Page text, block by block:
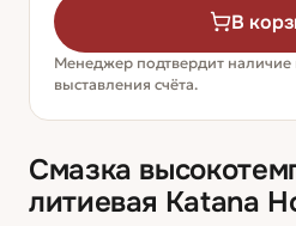
Смазка
литиевая Katana
В
Менеджер подтвердит наличие
выставления счёта.